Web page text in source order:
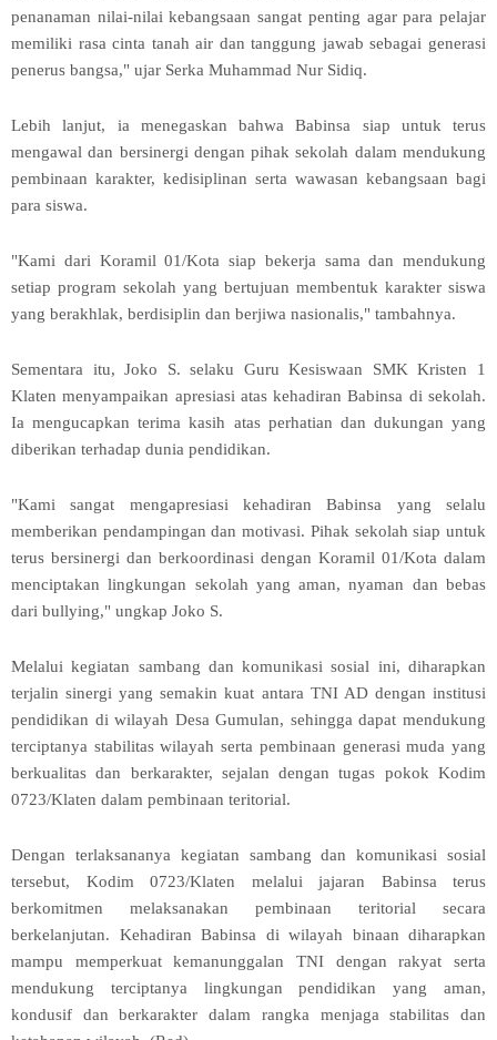
penanaman nilai-nilai kebangsaan sangat penting agar para pelajar
memiliki rasa cinta tanah air dan tanggung jawab sebagai generasi
penerus bangsa," ujar Serka Muhammad Nur Sidiq.
Lebih lanjut, ia menegaskan bahwa Babinsa siap untuk terus
mengawal dan bersinergi dengan pihak sekolah dalam mendukung
pembinaan karakter, kedisiplinan serta wawasan kebangsaan bagi
para siswa.
"Kami dari Koramil 01/Kota siap bekerja sama dan mendukung
setiap program sekolah yang bertujuan membentuk karakter siswa
yang berakhlak, berdisiplin dan berjiwa nasionalis," tambahnya.
Sementara itu, Joko S. selaku Guru Kesiswaan SMK Kristen 1
Klaten menyampaikan apresiasi atas kehadiran Babinsa di sekolah.
Ia mengucapkan terima kasih atas perhatian dan dukungan yang
diberikan terhadap dunia pendidikan.
"Kami sangat mengapresiasi kehadiran Babinsa yang selalu
memberikan pendampingan dan motivasi. Pihak sekolah siap untuk
terus bersinergi dan berkoordinasi dengan Koramil 01/Kota dalam
menciptakan lingkungan sekolah yang aman, nyaman dan bebas
dari bullying," ungkap Joko S.
Melalui kegiatan sambang dan komunikasi sosial ini, diharapkan
terjalin sinergi yang semakin kuat antara TNI AD dengan institusi
pendidikan di wilayah Desa Gumulan, sehingga dapat mendukung
terciptanya stabilitas wilayah serta pembinaan generasi muda yang
berkualitas dan berkarakter, sejalan dengan tugas pokok Kodim
0723/Klaten dalam pembinaan teritorial.
Dengan terlaksananya kegiatan sambang dan komunikasi sosial
tersebut, Kodim 0723/Klaten melalui jajaran Babinsa terus
berkomitmen melaksanakan pembinaan teritorial secara
berkelanjutan. Kehadiran Babinsa di wilayah binaan diharapkan
mampu memperkuat kemanunggalan TNI dengan rakyat serta
mendukung terciptanya lingkungan pendidikan yang aman,
kondusif dan berkarakter dalam rangka menjaga stabilitas dan